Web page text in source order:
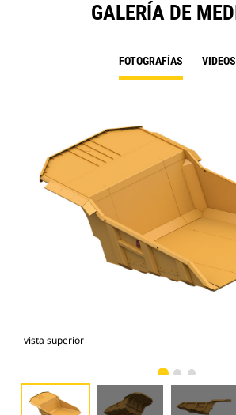
GALERÍA DE
FOTOGRAFÍAS VIDEOS
vista superior